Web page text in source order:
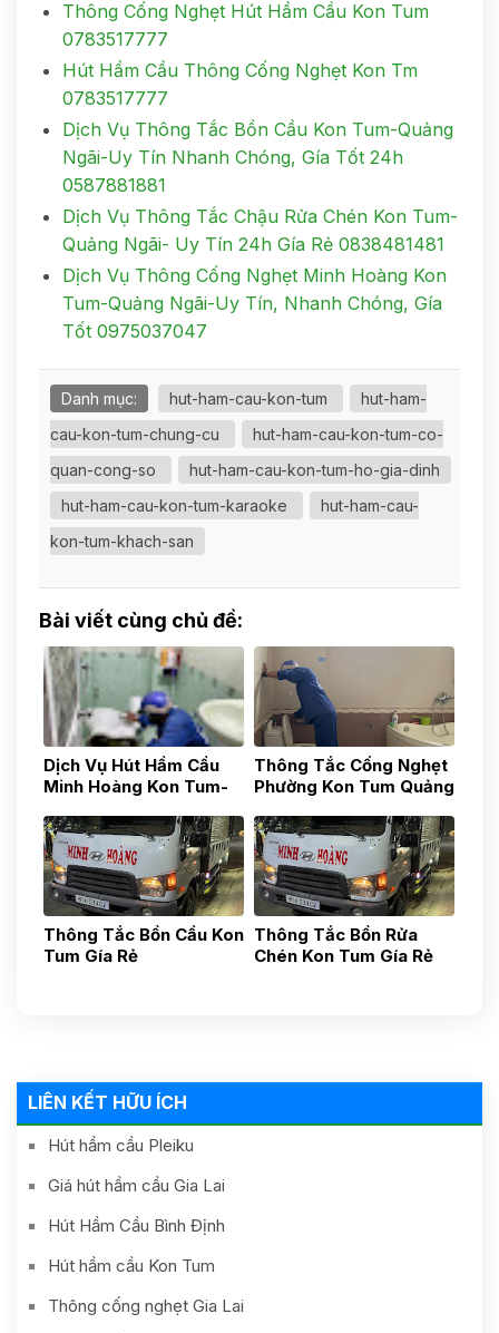
LIÊN KẾT HỮU ÍCH
Hút hầm cầu Pleiku
Giá hút hầm cầu Gia Lai
Hút Hầm Cầu Bình Định
Hút hầm cầu Kon Tum
Thông cống nghẹt Gia Lai
Thông Cống Nghẹt Hút Hầm Cầu Kon Tum
0783517777
Hút Hầm Cầu Thông Cống Nghẹt Kon Tm
0783517777
Dịch Vụ Thông Tắc Bồn Cầu Kon Tum-Quảng
Ngãi-Uy Tín Nhanh Chóng, Gía Tốt 24h
0587881881
Dịch Vụ Thông Tắc Chậu Rửa Chén Kon Tum-
Quảng Ngãi- Uy Tín 24h Gía Rẻ 0838481481
Dịch Vụ Thông Cống Nghẹt Minh Hoàng Kon
Tum-Quảng Ngãi-Uy Tín, Nhanh Chóng, Gía
Tốt 0975037047
Danh mục: hut-ham-cau-kon-tum
hut-ham-
cau-kon-tum-chung-cu
hut-ham-cau-kon-tum-co-
quan-cong-so
hut-ham-cau-kon-tum-ho-gia-dinh
hut-ham-cau-kon-tum-karaoke
hut-ham-cau-
kon-tum-khach-san
Bài viết cùng chủ đề:
Dịch Vụ Hút Hầm Cầu
Minh Hoàng Kon Tum-
Nhanh Chóng, Gía Tốt
0935.436.437
Thông Tắc Cống Nghẹt
Phường Kon Tum Quảng
Thông Tắc Bồn Cầu Kon
Tum Gía Rẻ
Thông Tắc Bồn Rửa
Chén Kon Tum Gía Rẻ